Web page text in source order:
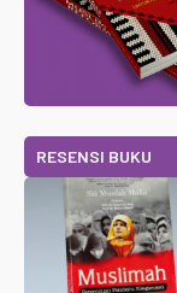
RESENSI BUKU